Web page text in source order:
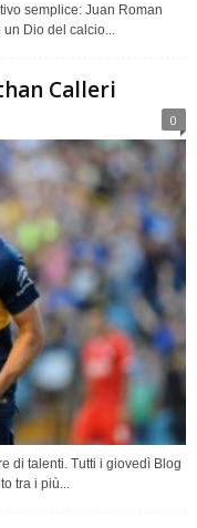
semplice: Juan Roman
Dio del calcio...
Calleri
0
di talenti. Tutti i giovedì Blog
tra i più...